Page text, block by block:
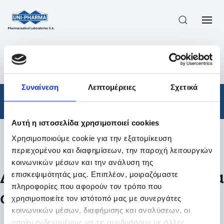
Συναίνεση Λεπτομέρειες Σχετικά
Αυτή η ιστοσελίδα χρησιμοποιεί cookies
Χρησιμοποιούμε cookie για την εξατομίκευση
περιεχομένου και διαφημίσεων, την παροχή λειτουργιών
κοινωνικών μέσων και την ανάλυση της
επισκεψιμότητάς μας. Επιπλέον, μοιραζόμαστε
πληροφορίες που αφορούν τον τρόπο που
χρησιμοποιείτε τον ιστότοπό μας με συνεργάτες
κοινωνικών μέσων, διαφήμισης και αναλύσεων, οι
οποίοι ενδεχομένως να τις συνδυάσουν με άλλες
ΠΡΟΪΟΝΤΑ
ΑΠΟΤΕΛΕΣΜΑΤΑ ΑΝΑΖΗΤΗΣΗΣ
Φάρμακα
Φίλτρα
Δεν βρέθηκαν προϊόντα με τα
συγκεκριμένα φίλτρα